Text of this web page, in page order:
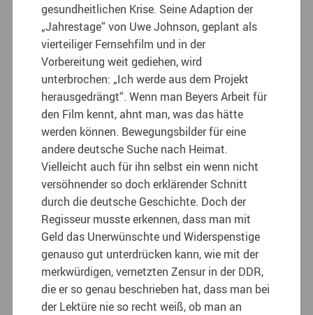
gesundheitlichen Krise. Seine Adaption der
„Jahrestage“ von Uwe Johnson, geplant als
vierteiliger Fernsehfilm und in der
Vorbereitung weit gediehen, wird
unterbrochen: „Ich werde aus dem Projekt
herausgedrängt“. Wenn man Beyers Arbeit für
den Film kennt, ahnt man, was das hätte
werden können. Bewegungsbilder für eine
andere deutsche Suche nach Heimat.
Vielleicht auch für ihn selbst ein wenn nicht
versöhnender so doch erklärender Schnitt
durch die deutsche Geschichte. Doch der
Regisseur musste erkennen, dass man mit
Geld das Unerwünschte und Widerspenstige
genauso gut unterdrücken kann, wie mit der
merkwürdigen, vernetzten Zensur in der DDR,
die er so genau beschrieben hat, dass man bei
der Lektüre nie so recht weiß, ob man an